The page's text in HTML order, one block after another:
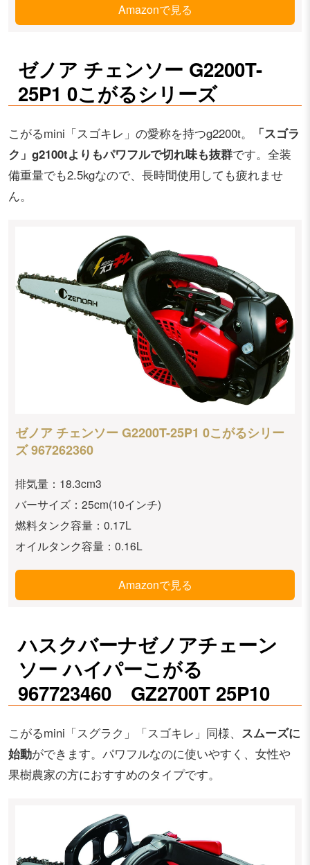
Amazonで見る
ゼノア チェンソー G2200T-
25P1 0こがるシリーズ
こがるmini「スゴキレ」の愛称を持つg2200t。
「スゴラ
ク」g2100tよりもパワフルで切れ味も抜群です。全装
備重量でも2.5kgなので、長時間使用しても疲れませ
ん。
ゼノア チェンソー G2200T-25P1 0こがるシリー
ズ 967262360
排気量：18.3cm3
バーサイズ：25cm(10インチ)
燃料タンク容量：0.17L
オイルタンク容量：0.16L
Amazonで見る
ハスクバーナゼノアチェーン
ソー ハイパーこがる
967723460 GZ2700T 25P10
こがるmini「スグラク」「スゴキレ」同様、 スムーズに
始動ができます。パワフルなのに使いやすく、女性や
果樹農家の方におすすめのタイプです。